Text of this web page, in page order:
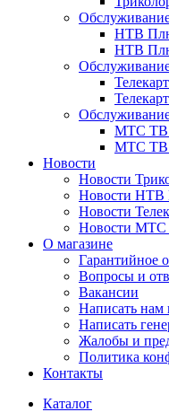
НТВ
НТВ
МТС ТВ
МТС ТВ
Новости
Новости
Новости НТВ
Новости
Новости
О магазине
Гарантийное
Вопросы и
Вакансии
Написать нам
Написать
Жалобы и
Политика
Контакты
Каталог